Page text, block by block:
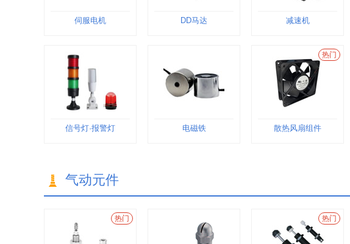
伺服电机 DD马达 减速机
信号灯·报警灯 电磁铁
热门
散热风扇组件
气动元件
热门 热门